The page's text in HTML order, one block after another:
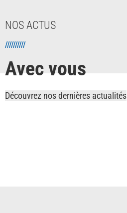
NOS ACTUS
//////////
Avec vous
Découvrez nos dernières actualités